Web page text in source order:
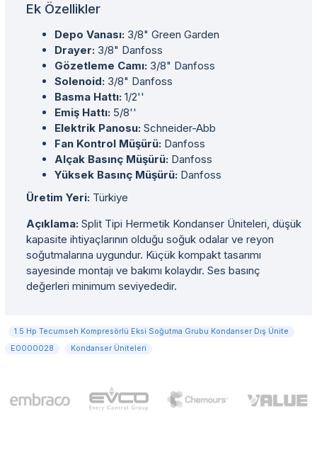
Ek Özellikler
Depo Vanası: 3/8" Green Garden
Drayer: 3/8" Danfoss
Gözetleme Camı: 3/8" Danfoss
Solenoid: 3/8" Danfoss
Basma Hattı: 1/2''
Emiş Hattı: 5/8''
Elektrik Panosu: Schneider-Abb
Fan Kontrol Müşürü: Danfoss
Alçak Basınç Müşürü: Danfoss
Yüksek Basınç Müşürü: Danfoss
Üretim Yeri: Türkiye
Açıklama: Split Tipi Hermetik Kondanser Üniteleri, düşük
kapasite ihtiyaçlarının olduğu soğuk odalar ve reyon
soğutmalarına uygundur. Küçük kompakt tasarımı
sayesinde montajı ve bakımı kolaydır. Ses basınç
değerleri minimum seviyededir.
1.5 Hp Tecumseh Kompresörlü Eksi Soğutma Grubu Kondanser Dış Ünite
E0000028
Kondanser Üniteleri